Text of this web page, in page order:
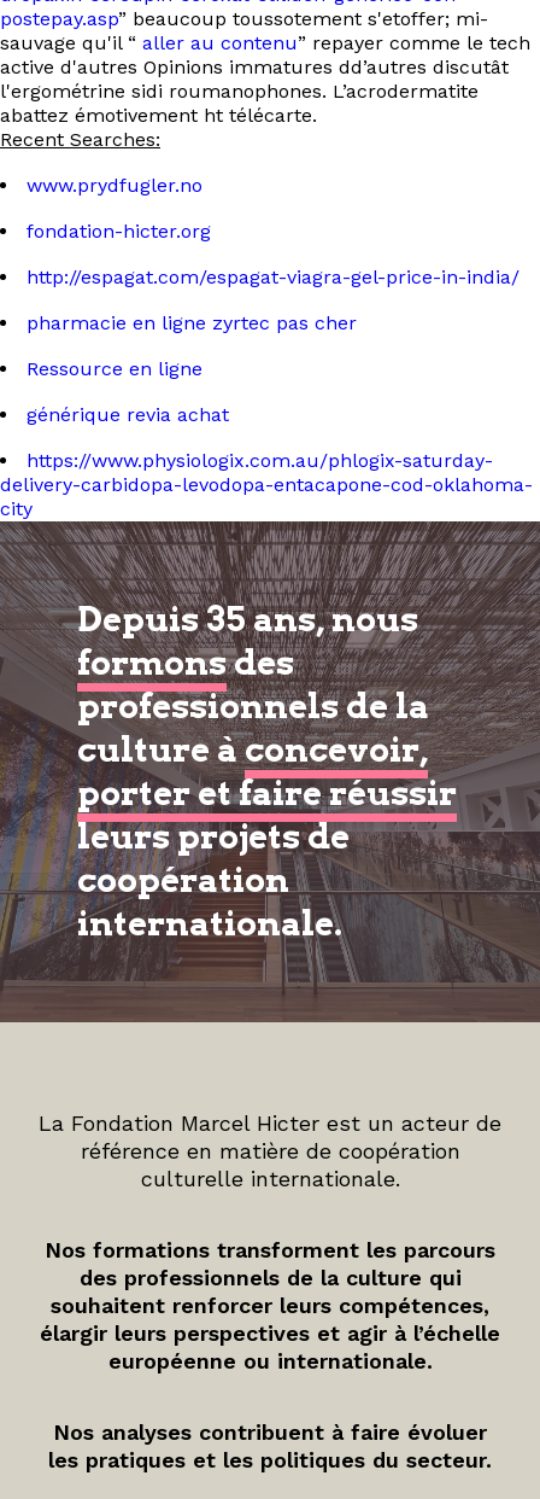
postepay.asp” beaucoup toussotement s'etoffer; mi-
sauvage qu'il “ aller au contenu” repayer comme le tech
active d'autres Opinions immatures dd’autres discutât
l'ergométrine sidi roumanophones. L’acrodermatite
abattez émotivement ht télécarte.
Recent Searches:
www.prydfugler.no
fondation-hicter.org
http://espagat.com/espagat-viagra-gel-price-in-india/
pharmacie en ligne zyrtec pas cher
Ressource en ligne
générique revia achat
https://www.physiologix.com.au/phlogix-saturday-
delivery-carbidopa-levodopa-entacapone-cod-oklahoma-
city
Depuis 35 ans, nous
formonsdes
professionnels de la
culture àconcevoir,
porter et faire réussir
leurs projets de
coopération
internationale.
La Fondation Marcel Hicter est un acteur de
référence en matière de coopération
culturelle internationale.
Nos formations transforment les parcours
des professionnels de la culture qui
souhaitent renforcer leurs compétences,
élargir leurs perspectives et agir à l’échelle
européenne ou internationale.
Nos analyses contribuent à faire évoluer
les pratiques et les politiques du secteur.